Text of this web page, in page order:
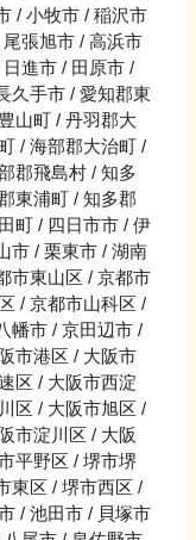
/ 小牧市 / 稲沢市
張旭市 / 高浜市
進市 / 田原市 /
久手市 / 愛知郡東
山町 / 丹羽郡大
/ 海部郡大治町 /
郡飛島村 / 知多
東浦町 / 知多郡
町 / 四日市市 / 伊
市 / 栗東市 / 湖南
市東山区 / 京都市
/ 京都市山科区 /
幡市 / 京田辺市 /
市港区 / 大阪市
区 / 大阪市西淀
区 / 大阪市旭区 /
市淀川区 / 大阪
平野区 / 堺市堺
東区 / 堺市西区 /
/ 池田市 / 貝塚市